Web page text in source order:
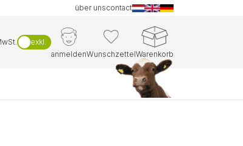
über unscontact
exkl.
anmeldenWunschzettelWarenkorb